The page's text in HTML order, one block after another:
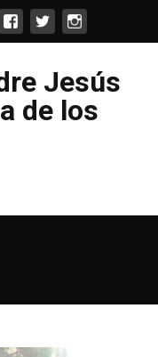
Jesús
de los